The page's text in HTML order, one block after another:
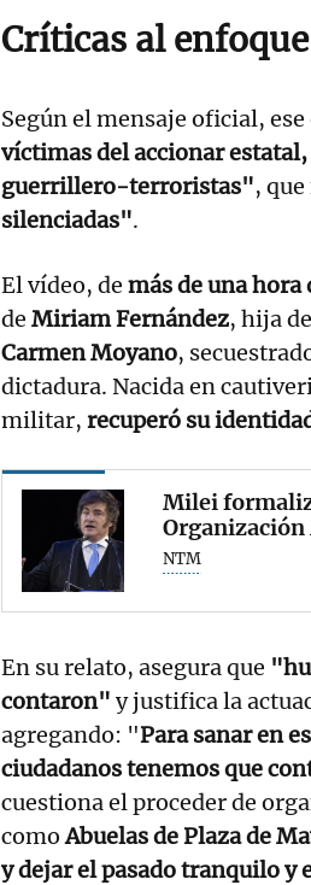
Críticas al
Según el mensaje oficial,
víctimas del accionar
guerrillero-terroristas",
silenciadas".
El vídeo, de más de una hora
de Miriam Fernández, hija de
Carmen Moyano,
dictadura. Nacida en
militar, recuperó su
Milei
NTM
En su relato, asegura que
contaron" y justifica la
agregando: "Para sanar en
ciudadanos tenemos que
cuestiona el proceder de
comoAbuelas de Plaza de
y dejar el pasado tranquilo y